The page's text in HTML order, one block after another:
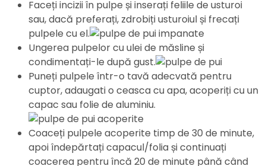
Faceți incizii în pulpe și inserați feliile de usturoi
sau, dacă preferați, zdrobiți usturoiul și frecați
pulpele cu el.
Ungerea pulpelor cu ulei de măsline și
condimentați-le după gust.
Puneți pulpele într-o tavă adecvată pentru
cuptor, adaugati o ceasca cu apa, acoperiți cu un
capac sau folie de aluminiu.
Coaceți pulpele acoperite timp de 30 de minute,
apoi îndepărtați capacul/folia și continuați
coacerea pentru încă 20 de minute până când